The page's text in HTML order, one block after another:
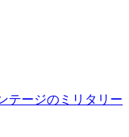
テージのミリタリー